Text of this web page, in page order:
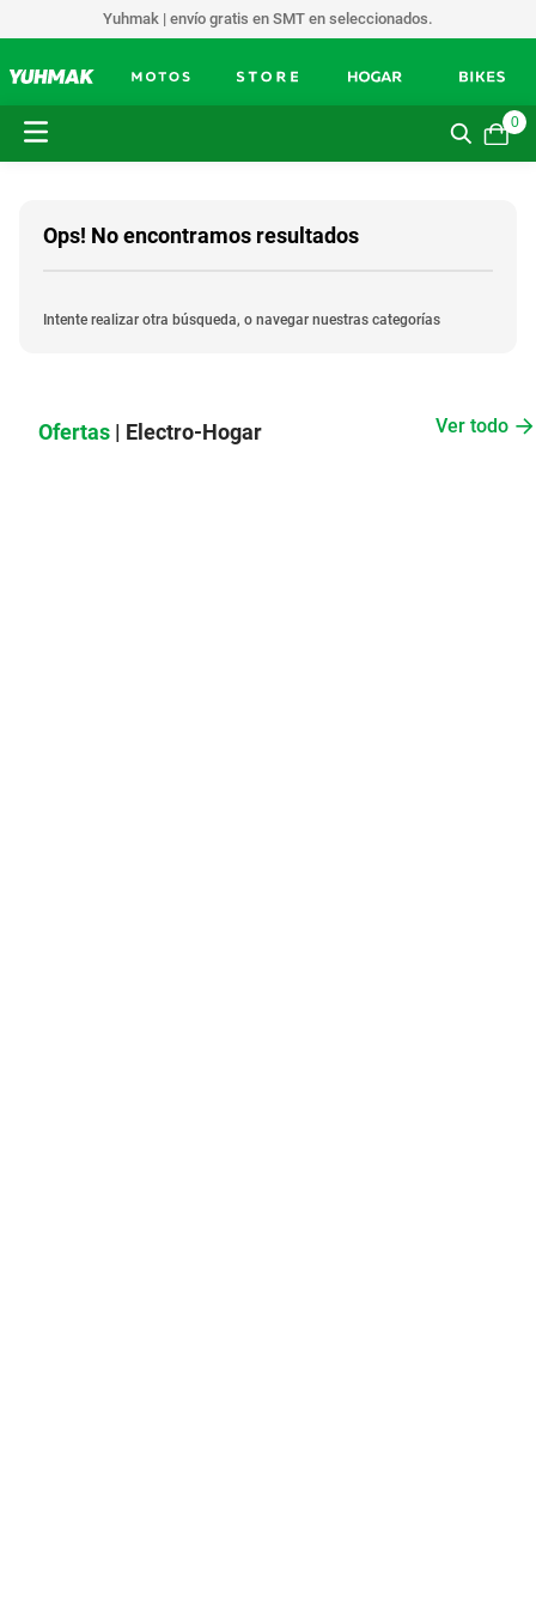
Yuhmak | envío gratis en SMT en seleccionados.
0
Ops! No encontramos resultados
Intente realizar otra búsqueda, o navegar nuestras categorías
Ofertas | Electro-Hogar Ver todo